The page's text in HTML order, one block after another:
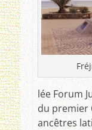
lée Forum
du premier
ancêtres